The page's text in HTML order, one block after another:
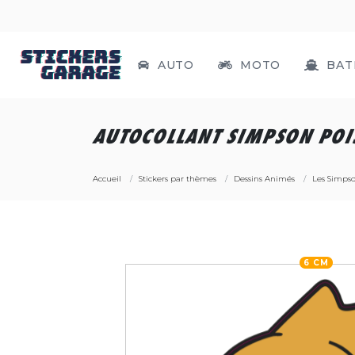
AUTO MOTO
AUTOCOLLANT SIMPSON
Accueil Stickers par thèmes Dessins Animés Les
6 CM